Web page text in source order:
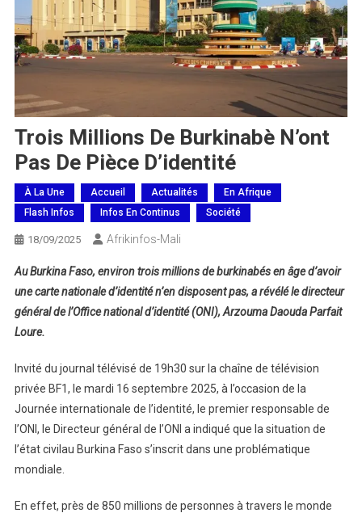
Trois Millions De Burkinabè N’ont
Pas De Pièce D’identité
À La Une Accueil Actualités
En Afrique
Flash Infos
Infos En Continus Société
18/09/2025 Afrikinfos-Mali
Au Burkina Faso, environ trois millions de burkinabés en âge d’avoir
une carte nationale d’identité n’en disposent pas, a révélé le directeur
général de l’Office national d’identité (ONI), Arzouma Daouda Parfait
Loure.
Invité du journal télévisé de 19h30 sur la chaîne de télévision
privée BF1, le mardi 16 septembre 2025, à l’occasion de la
Journée internationale de l’identité, le premier responsable de
l’ONI, le Directeur général de l’ONI a indiqué que la situation de
l’état civilau Burkina Faso s’inscrit dans une problématique
mondiale.
En effet, près de 850 millions de personnes à travers le monde